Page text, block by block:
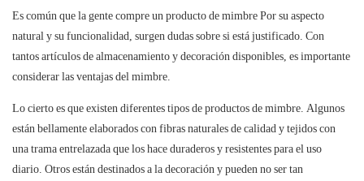
Es común que la gente compre un producto de mimbrePor su aspecto
natural y su funcionalidad, surgen dudas sobre si está justificado. Con
tantos artículos de almacenamiento y decoración disponibles, es importante
considerar las ventajas del mimbre.
Lo cierto es que existen diferentes tipos deproductos de mimbre. Algunos
están bellamente elaborados con fibras naturales de calidad y tejidos con
una trama entrelazada que los hace duraderos y resistentes para el uso
diario. Otros están destinados a la decoración y pueden no ser tan